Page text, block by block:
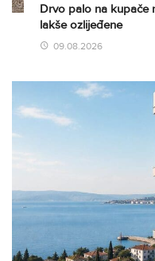
Drvo palo na kupače
lakše ozlijeđene
09.08.2026